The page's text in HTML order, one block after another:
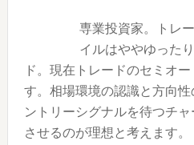
も
あ
り
週）
専業投資家。トレ
イルはややゆった
ド。現在トレードのセミオ
す。相場環境の認識と方向
ントリーシグナルを待つチ
させるのが理想と考えます。